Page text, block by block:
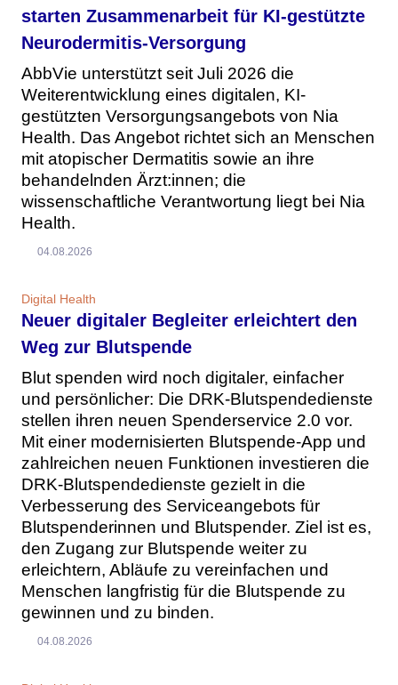
starten Zusammenarbeit für KI-gestützte
Neurodermitis-Versorgung
AbbVie unterstützt seit Juli 2026 die
Weiterentwicklung eines digitalen, KI-
gestützten Versorgungsangebots von Nia
Health. Das Angebot richtet sich an Menschen
mit atopischer Dermatitis sowie an ihre
behandelnden Ärzt:innen; die
wissenschaftliche Verantwortung liegt bei Nia
Health.
04.08.2026
Digital Health
Neuer digitaler Begleiter erleichtert den
Weg zur Blutspende
Blut spenden wird noch digitaler, einfacher
und persönlicher: Die DRK-Blutspendedienste
stellen ihren neuen Spenderservice 2.0 vor.
Mit einer modernisierten Blutspende-App und
zahlreichen neuen Funktionen investieren die
DRK-Blutspendedienste gezielt in die
Verbesserung des Serviceangebots für
Blutspenderinnen und Blutspender. Ziel ist es,
den Zugang zur Blutspende weiter zu
erleichtern, Abläufe zu vereinfachen und
Menschen langfristig für die Blutspende zu
gewinnen und zu binden.
04.08.2026